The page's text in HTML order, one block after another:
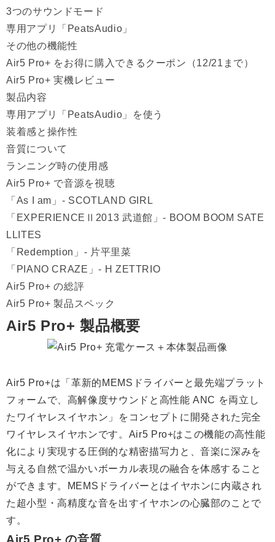
3つのサウンドモード
専用アプリ「PeatsAudio」
その他の機能性
Air5 Pro+ をお得に購入できるクーポン（12/21まで）
Air5 Pro+ 実機レビュー
製品内容
専用アプリ「PeatsAudio」を使う
装着感と操作性
音質について
ランニング時の使用感
Air5 Pro+ で音源を視聴
「As I am」- SCOTLAND GIRL
「EXPERIENCEⅡ2013 武道館」- BOOM BOOM SATE
LLITES
「Redemption」- 片平里菜
「PIANO CRAZE」- H ZETTRIO
Air5 Pro+ の総評
Air5 Pro+ 製品スペック
Air5 Pro+ 製品概要
Air5 Pro+は「革新的MEMSドライバーと最先端プラット
フォームで、高解像度サウンドと高性能 ANC を両立し
たワイヤレスイヤホン」をコンセプトに開発された完全
ワイヤレスイヤホンです。Air5 Pro+はこの機能の高性能
化により実現する圧倒的な精密描写力と、音楽に深みを
与える自然で温かいボーカル表現の融合を体感すること
ができます。MEMSドライバーとはイヤホンに内蔵され
た超小型・高精度な音を出すイヤホンの心臓部のことで
す。
Air5 Pro+ の音質